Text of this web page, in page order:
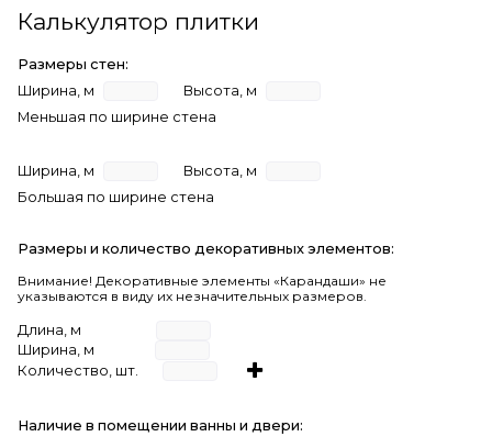
Калькулятор плитки
Размеры стен:
Ширина, м
Высота, м
Меньшая по ширине стена
Ширина, м
Высота, м
Большая по ширине стена
Размеры и количество декоративных элементов:
Внимание! Декоративные элементы «Карандаши» не
указываются в виду их незначительных размеров.
Длина, м
Ширина, м
Количество, шт.
Наличие в помещении ванны и двери: